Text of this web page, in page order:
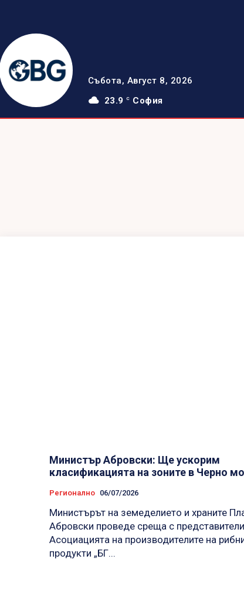
Събота, Август 8, 2026
23.9 C София
Министър Абровски: Ще ускорим
класификацията на зоните в Черно
Регионално 06/07/2026
Министърът на земеделието и храните
Абровски проведе среща с
Асоциацията на производителите на
продукти „БГ...